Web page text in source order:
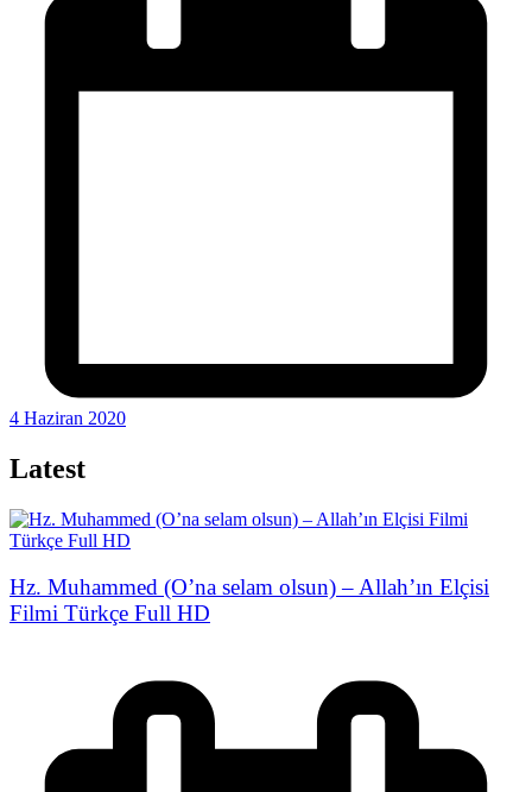
4 Haziran 2020
Latest
Hz. Muhammed (O’na selam olsun) – Allah’ın Elçisi
Filmi Türkçe Full HD